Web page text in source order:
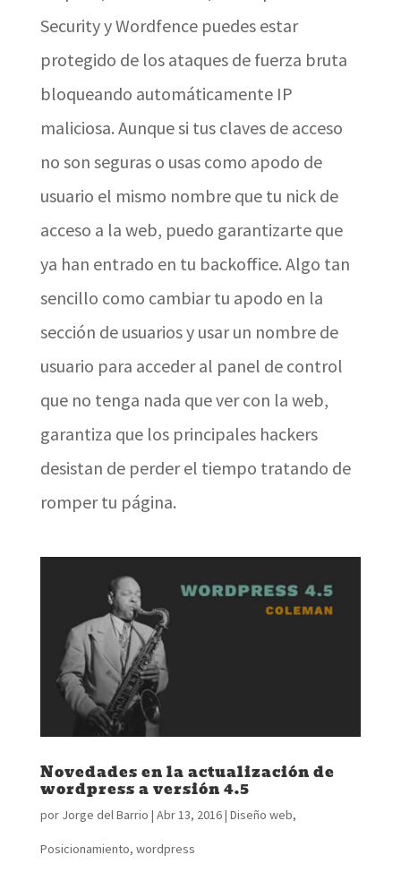
Security y Wordfence puedes estar
protegido de los ataques de fuerza bruta
bloqueando automáticamente IP
maliciosa. Aunque si tus claves de acceso
no son seguras o usas como apodo de
usuario el mismo nombre que tu nick de
acceso a la web, puedo garantizarte que
ya han entrado en tu backoffice. Algo tan
sencillo como cambiar tu apodo en la
sección de usuarios y usar un nombre de
usuario para acceder al panel de control
que no tenga nada que ver con la web,
garantiza que los principales hackers
desistan de perder el tiempo tratando de
romper tu página.
Novedades en la actualización de
wordpress a versión 4.5
por Jorge del Barrio | Abr 13, 2016| Diseño web,
Posicionamiento, wordpress